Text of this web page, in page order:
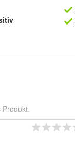
Produkt.